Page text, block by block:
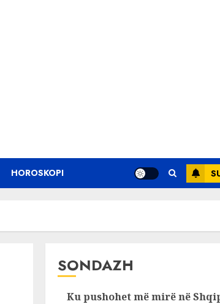
HOROSKOPI
SONDAZH
Ku pushohet më mirë në